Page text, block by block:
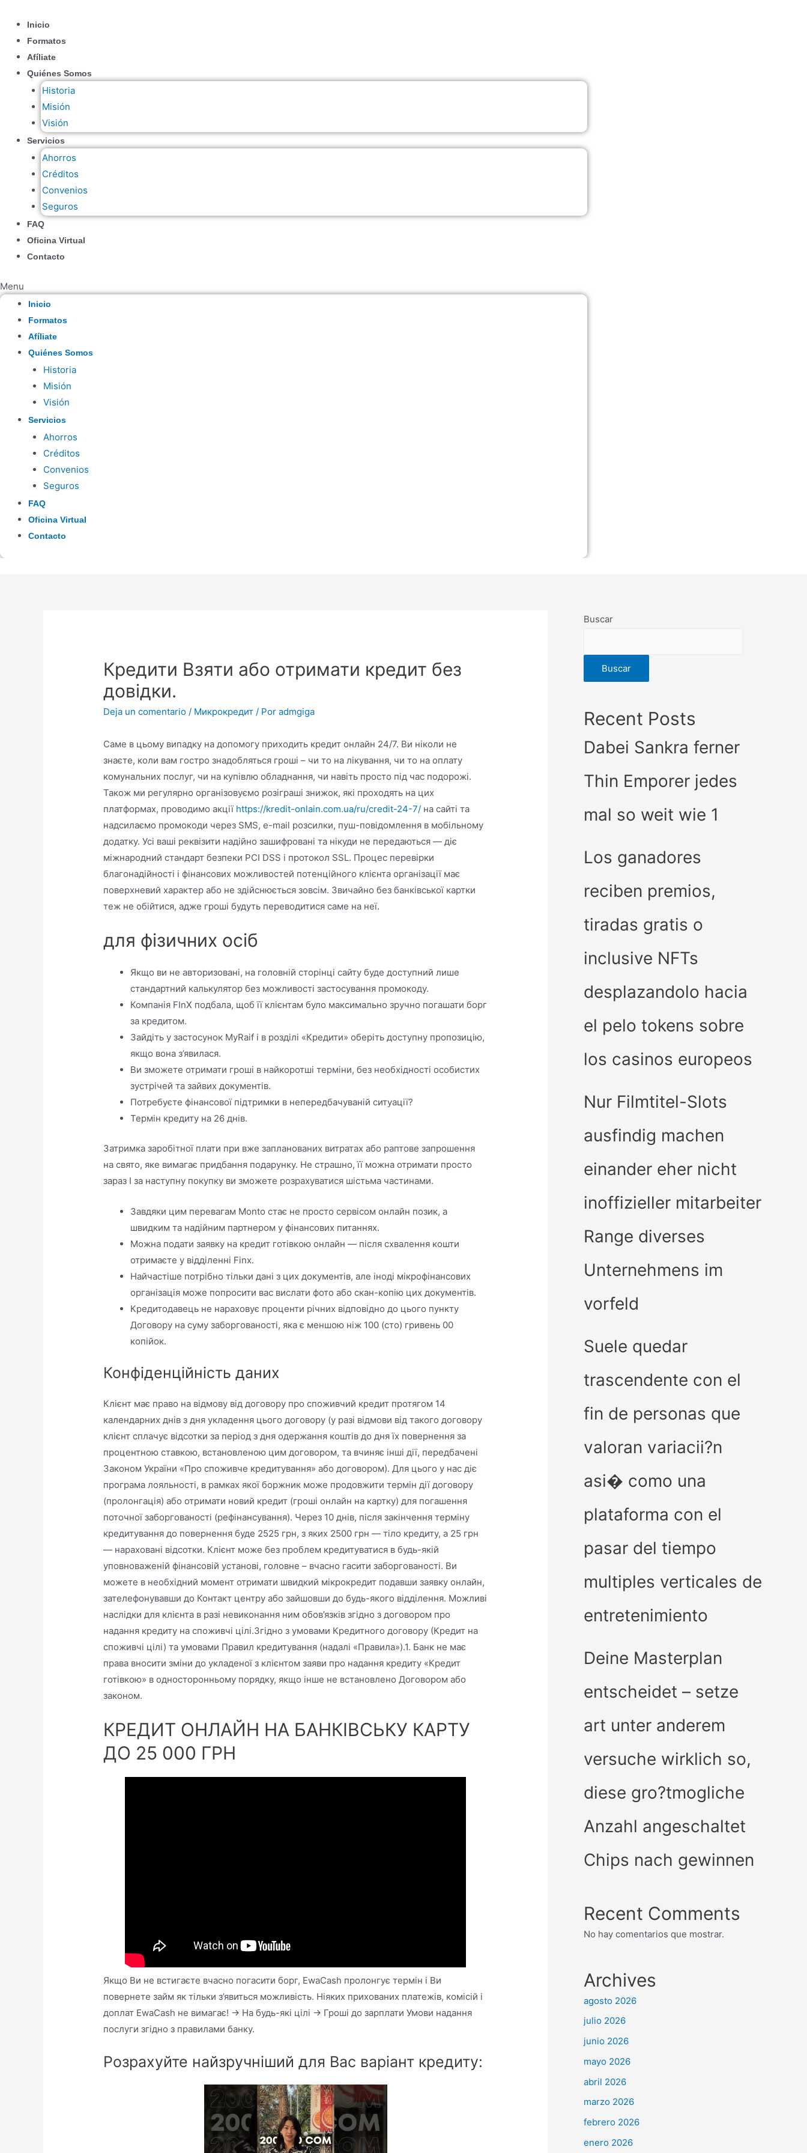
contenido
Inicio
Formatos
Afíliate
Quiénes Somos
Historia
Misión
Visión
Servicios
Ahorros
Créditos
Convenios
Seguros
FAQ
Oficina Virtual
Contacto
Menu
Inicio
Formatos
Afíliate
Quiénes Somos
Historia
Misión
Visión
Servicios
Ahorros
Créditos
Convenios
Seguros
FAQ
Oficina Virtual
Contacto
Кредити Взяти або отримати кредит без
довідки.
Deja un comentario / Микрокредит / Poradmgiga
Саме в цьому випадку на допомогу приходить кредит онлайн 24/7. Ви ніколи не
знаєте, коли вам гостро знадобляться гроші – чи то на лікування, чи то на оплату
комунальних послуг, чи на купівлю обладнання, чи навіть просто під час подорожі.
Також ми регулярно організовуємо розіграші знижок, які проходять на цих
платформах, проводимо акції https://kredit-onlain.com.ua/ru/credit-24-7/ на сайті та
надсилаємо промокоди через SMS, e-mail розсилки, пуш-повідомлення в мобільному
додатку. Усі ваші реквізити надійно зашифровані та нікуди не передаються — діє
міжнародний стандарт безпеки PCI DSS і протокол SSL. Процес перевірки
благонадійності і фінансових можливостей потенційного клієнта організації має
поверхневий характер або не здійснюється зовсім. Звичайно без банківської картки
теж не обійтися, адже гроші будуть переводитися саме на неї.
для фізичних осіб
Якщо ви не авторизовані, на головній сторінці сайту буде доступний лише
стандартний калькулятор без можливості застосування промокоду.
Компанія FInX подбала, щоб її клієнтам було максимально зручно погашати борг
за кредитом.
Зайдіть у застосунок MyRaif і в розділі «Кредити» оберіть доступну пропозицію,
якщо вона з’явилася.
Ви зможете отримати гроші в найкоротші терміни, без необхідності особистих
зустрічей та зайвих документів.
Потребуєте фінансової підтримки в непередбачуваній ситуації?
Термін кредиту на 26 днів.
Затримка заробітної плати при вже запланованих витратах або раптове запрошення
на свято, яке вимагає придбання подарунку. Не страшно, її можна отримати просто
зараз І за наступну покупку ви зможете розрахуватися шістьма частинами.
Завдяки цим перевагам Monto стає не просто сервісом онлайн позик, а
швидким та надійним партнером у фінансових питаннях.
Можна подати заявку на кредит готівкою онлайн — після схвалення кошти
отримаєте у відділенні Finx.
Найчастіше потрібно тільки дані з цих документів, але іноді мікрофінансових
організація може попросити вас вислати фото або скан-копію цих документів.
Кредитодавець не нараховує проценти річних відповідно до цього пункту
Договору на суму заборгованості, яка є меншою ніж 100 (сто) гривень 00
копійок.
Конфіденційність даних
Клієнт має право на відмову від договору про споживчий кредит протягом 14
календарних днів з дня укладення цього договору (у разі відмови від такого договору
клієнт сплачує відсотки за період з дня одержання коштів до дня їх повернення за
процентною ставкою, встановленою цим договором, та вчиняє інші дії, передбачені
Законом України «Про споживче кредитування» або договором). Для цього у нас діє
програма лояльності, в рамках якої боржник може продовжити термін дії договору
(пролонгація) або отримати новий кредит (гроші онлайн на картку) для погашення
поточної заборгованості (рефінансування). Через 10 днів, після закінчення терміну
кредитування до повернення буде 2525 грн, з яких 2500 грн — тіло кредиту, а 25 грн
— нараховані відсотки. Клієнт може без проблем кредитуватися в будь-якій
уповноваженій фінансовій установі, головне – вчасно гасити заборгованості. Ви
можете в необхідний момент отримати швидкий мікрокредит подавши заявку онлайн,
зателефонувавши до Контакт центру або зайшовши до будь-якого відділення. Можливі
наслідки для клієнта в разі невиконання ним обов’язків згідно з договором про
надання кредиту на споживчі цілі.Згідно з умовами Кредитного договору (Кредит на
споживчі цілі) та умовами Правил кредитування (надалі «Правила»).1. Банк не має
права вносити зміни до укладеної з клієнтом заяви про надання кредиту «Кредит
готівкою» в односторонньому порядку, якщо інше не встановлено Договором або
законом.
КРЕДИТ ОНЛАЙН НА БАНКІВСЬКУ КАРТУ
ДО 25 000 ГРН
Якщо Ви не встигаєте вчасно погасити борг, EwaCash пролонгує термін і Ви
повернете займ як тільки з’явиться можливість. Ніяких прихованих платежів, комісій і
доплат EwaCash не вимагає! → На будь-які цілі → Гроші до зарплати Умови надання
послуги згідно з правилами банку.
Розрахуйте найзручніший для Вас варіант кредиту:
Buscar
Buscar
Recent Posts
Dabei Sankra ferner
Thin Emporer jedes
mal so weit wie 1
Los ganadores
reciben premios,
tiradas gratis o
inclusive NFTs
desplazandolo hacia
el pelo tokens sobre
los casinos europeos
Nur Filmtitel-Slots
ausfindig machen
einander eher nicht
inoffizieller mitarbeiter
Range diverses
Unternehmens im
vorfeld
Suele quedar
trascendente con el
fin de personas que
valoran variacii?n
asi� como una
plataforma con el
pasar del tiempo
multiples verticales de
entretenimiento
Deine Masterplan
entscheidet – setze
art unter anderem
versuche wirklich so,
diese gro?tmogliche
Anzahl angeschaltet
Chips nach gewinnen
Recent Comments
No hay comentarios que mostrar.
Archives
agosto 2026
julio 2026
junio 2026
mayo 2026
abril 2026
marzo 2026
febrero 2026
enero 2026